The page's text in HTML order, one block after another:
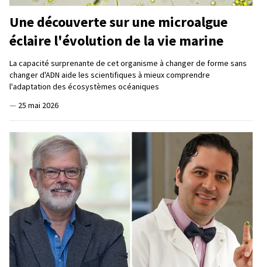
Une découverte sur une microalgue
éclaire l'évolution de la vie marine
La capacité surprenante de cet organisme à changer de forme sans
changer d'ADN aide les scientifiques à mieux comprendre
l'adaptation des écosystèmes océaniques
— 25 mai 2026